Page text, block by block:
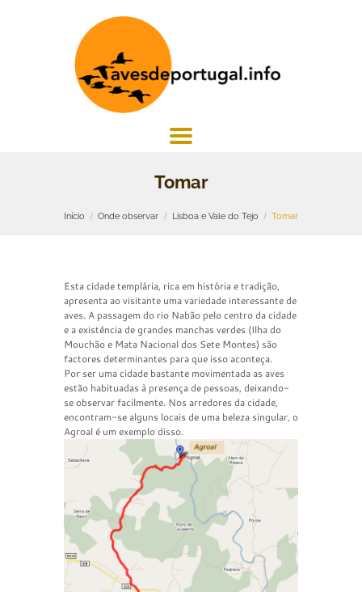
Tomar
Início Onde observar Lisboa e Vale do Tejo Tomar
Esta cidade templária, rica em história e tradição,
apresenta ao visitante uma variedade interessante de
aves. A passagem do rio Nabão pelo centro da cidade
e a existência de grandes manchas verdes (Ilha do
Mouchão e Mata Nacional dos Sete Montes) são
factores determinantes para que isso aconteça.
Por ser uma cidade bastante movimentada as aves
estão habituadas à presença de pessoas, deixando-
se observar facilmente. Nos arredores da cidade,
encontram-se alguns locais de uma beleza singular, o
Agroal é um exemplo disso.